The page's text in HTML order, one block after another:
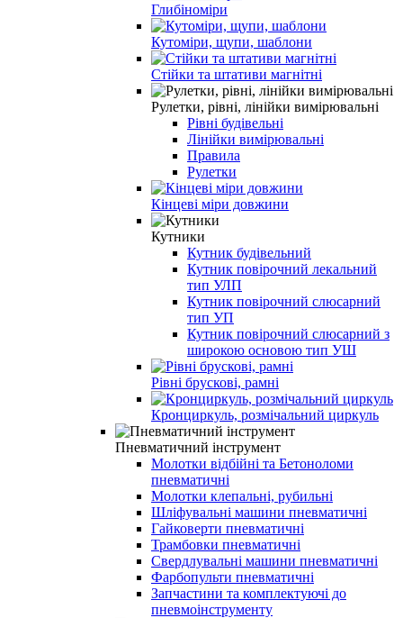
Глибіноміри
Кутоміри, щупи, шаблони
Стійки та штативи магнітні
Рулетки, рівні, лінійки вимірювальні
Рівні будівельні
Лінійки вимірювальні
Правила
Рулетки
Кінцеві міри довжини
Кутники
Кутник будівельний
Кутник повірочний лекальний
тип УЛП
Кутник повірочний слюсарний
тип УП
Кутник повірочний слюсарний з
широкою основою тип УШ
Рівні брускові, рамні
Кронциркуль, розмічальний циркуль
Пневматичний інструмент
Молотки відбійні та Бетоноломи
пневматичні
Молотки клепальні, рубильні
Шліфувальні машини пневматичні
Гайковерти пневматичні
Трамбовки пневматичні
Свердлувальні машини пневматичні
Фарбопульти пневматичні
Запчастини та комплектуючі до
пневмоінструменту